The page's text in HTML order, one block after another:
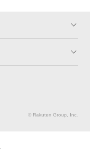
ペーン一覧
保険
© Rakuten Group, Inc.